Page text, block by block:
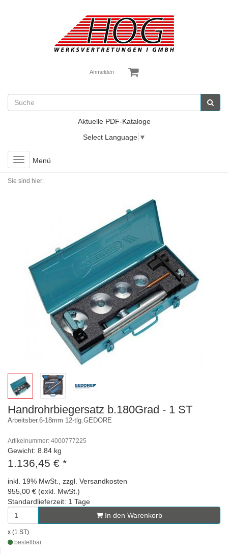
Anmelden
Aktuelle PDF-Kataloge
Select Language ▼
Toggle
navigation
Menü
Sie sind hier:
Handrohrbiegersatz b.180Grad - 1 ST
Arbeitsber.6-18mm 12-tlg.GEDORE
Artikelnummer: 4000777225
Gewicht: 8.84 kg
1.136,45 € *
inkl. 19% MwSt., zzgl. Versandkosten
955,00 € (exkl. MwSt.)
Standardlieferzeit: 1 Tage
In den Warenkorb
x (1 ST)
bestellbar